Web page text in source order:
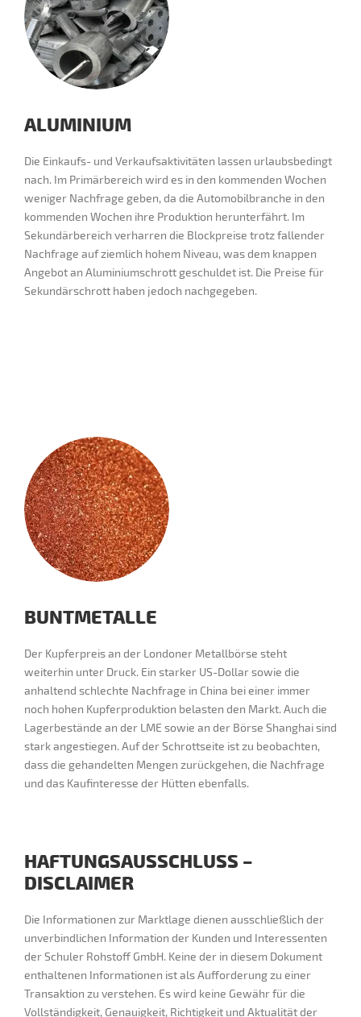
ALUMINIUM
Die Einkaufs- und Verkaufsaktivitäten lassen urlaubsbedingt
nach. Im Primärbereich wird es in den kommenden Wochen
weniger Nachfrage geben, da die Automobilbranche in den
kommenden Wochen ihre Produktion herunterfährt. Im
Sekundärbereich verharren die Blockpreise trotz fallender
Nachfrage auf ziemlich hohem Niveau, was dem knappen
Angebot an Aluminiumschrott geschuldet ist. Die Preise für
Sekundärschrott haben jedoch nachgegeben.
BUNTMETALLE
Der Kupferpreis an der Londoner Metallbörse steht
weiterhin unter Druck. Ein starker US-Dollar sowie die
anhaltend schlechte Nachfrage in China bei einer immer
noch hohen Kupferproduktion belasten den Markt. Auch die
Lagerbestände an der LME sowie an der Börse Shanghai sind
stark angestiegen. Auf der Schrottseite ist zu beobachten,
dass die gehandelten Mengen zurückgehen, die Nachfrage
und das Kaufinteresse der Hütten ebenfalls.
HAFTUNGSAUSSCHLUSS –
DISCLAIMER
Die Informationen zur Marktlage dienen ausschließlich der
unverbindlichen Information der Kunden und Interessenten
der Schuler Rohstoff GmbH. Keine der in diesem Dokument
enthaltenen Informationen ist als Aufforderung zu einer
Transaktion zu verstehen. Es wird keine Gewähr für die
Vollständigkeit, Genauigkeit, Richtigkeit und Aktualität der